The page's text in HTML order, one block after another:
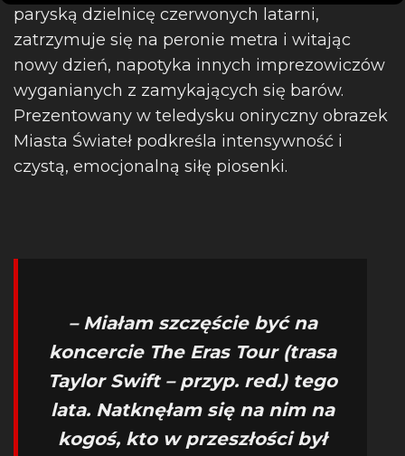
paryską dzielnicę czerwonych latarni,
zatrzymuje się na peronie metra i witając
nowy dzień, napotyka innych imprezowiczów
wyganianych z zamykających się barów.
Prezentowany w teledysku oniryczny obrazek
Miasta Świateł podkreśla intensywność i
czystą, emocjonalną siłę piosenki.
– Miałam szczęście być na
koncercie The Eras Tour (trasa
Taylor Swift – przyp. red.) tego
lata. Natknęłam się na nim na
kogoś, kto w przeszłości był